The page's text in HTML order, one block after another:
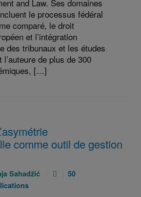
and Law. Ses domaines
le processus fédéral
comparé, le droit
et l’intégration
des tribunaux et les études
de plus de 300
[…]
comme outil de gestion
Sahadžić
PièceCatégories
50